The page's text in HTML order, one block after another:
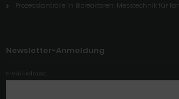
Prozesskontrolle in Bioreaktoren: Messtechnik für
Newsletter-Anmeldung
E-Mail-Adresse: